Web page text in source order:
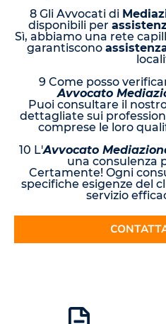
8 Gli Avvocati di
disponibili per
Sì, abbiamo una rete
garantiscono
9 Come posso
Avvocato
Puoi consultare il
dettagliate sui
comprese le loro
10 L'Avvocato
una consulenza
Certamente! Ogni
specifiche esigenze del
servizio